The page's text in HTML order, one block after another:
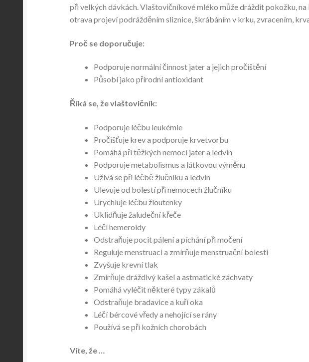
při velkých dávkách. Vlaštovičníkové mléko může dráždit pokožku,
otrava projeví podrážděním sliznice, škrábáním v krku, zvracením,
Proč se doporučuje:
Podporuje normální činnost jater a jejich pročištění
Působí jako přírodní antioxidant
Říká se, že vlaštovičník:
Podporuje léčbu leukémie
Pročišťuje krev a podporuje krvetvorbu
Pomáhá při těžkých nemocí jater a ledvin
Podporuje metabolismus a látkovou výměnu
Užívá se při léčbě žlučníku a ledvin
Ulevuje od bolestí při nemocech žlučníku
Urychluje léčbu žloutenky
Uklidňuje žaludeční křeče
Léčí hemeroidy
Odstraňuje pocit pálení a píchání při močení
Reguluje menstruaci a zmírňuje menstruační bolesti
Zvyšuje krevní tlak
Zmírňuje dráždivý kašel a astmatické záchvaty
Pomáhá vyléčit některé typy zákalů
Odstraňuje bradavice a kuří oka
Léčí bércové vředy a nehojící se rány
Používá se při kožních chorobách
Víte, že …